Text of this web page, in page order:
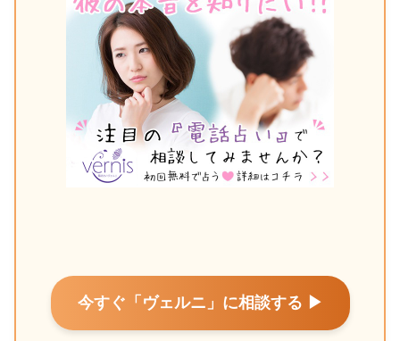
今すぐ「ヴェルニ」に相談する ▶